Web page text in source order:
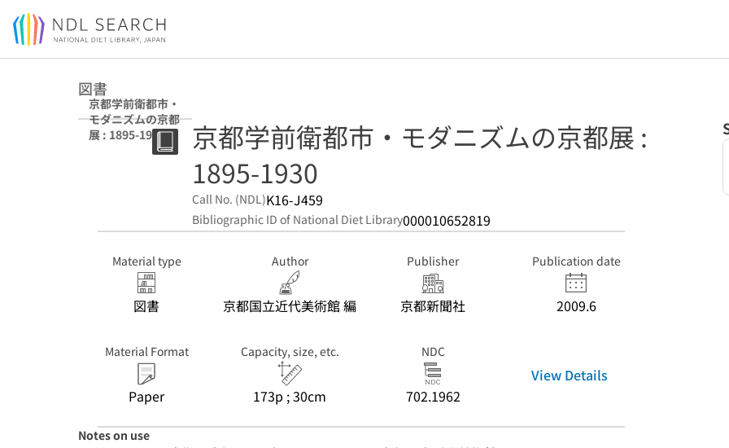
Jump to main content
図書
京都学前衛都市・
モダニズムの京都
展 : 1895-1930
京都学前衛都市・モダニズムの京都展 :
1895-1930
Call No. (NDL)K16-J459
Bibliographic ID of National Diet Library000010652819
Material type
図書
Author
京都国立近代美術館 編
Publisher
京都新聞社
Publication date
2009.6
Material Format
Paper
Capacity, size, etc.
173p ; 30cm
NDC
702.1962
View Details
Notes on use